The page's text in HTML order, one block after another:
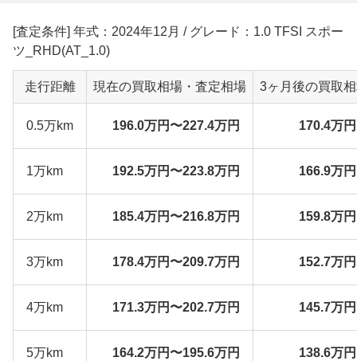
[査定条件] 年式：2024年12月 / グレード：1.0 TFSI スポー
ツ_RHD(AT_1.0)
走行距離 現在の買取相場・査定相場 3ヶ月後の買取
0.5万km 196.0万円〜227.4万円 170.4万
1万km 192.5万円〜223.8万円 166.9万
2万km 185.4万円〜216.8万円 159.8万
3万km 178.4万円〜209.7万円 152.7万
4万km 171.3万円〜202.7万円 145.7万
5万km 164.2万円〜195.6万円 138.6万